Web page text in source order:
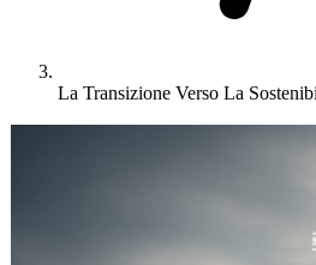
La Transizione Verso La